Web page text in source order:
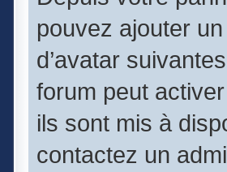
pouvez ajouter
d’avatar
forum peut
ils sont mis à
contactez un